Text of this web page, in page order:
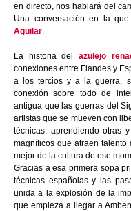
en directo, nos hablará del
Una conversación en la
Aguilar.
La historia delazulejo
conexiones entre Flandes y
a los tercios y a la guerra,
conexión sobre todo de
antigua que las guerras del
artistas que se mueven con
técnicas, aprendiendo otras
magníficos que atraen
mejor de la cultura de ese
Gracias a esa primera sopa
técnicas españolas y las
unida a la explosión de la
que empieza a llegar a